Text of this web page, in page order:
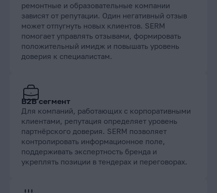
ремонтные и образовательные компании
зависят от репутации. Один негативный отзыв
может отпугнуть новых клиентов. SERM
помогает управлять отзывами, формировать
положительный имидж и повышать уровень
доверия к специалистам.
B2B сегмент
Для компаний, работающих с корпоративными
клиентами, репутация определяет уровень
партнёрского доверия. SERM позволяет
контролировать информационное поле,
поддерживать экспертность бренда и
укреплять позиции в тендерах и переговорах.